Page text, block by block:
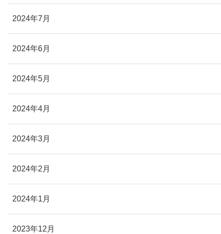
2024年7月
2024年6月
2024年5月
2024年4月
2024年3月
2024年2月
2024年1月
2023年12月